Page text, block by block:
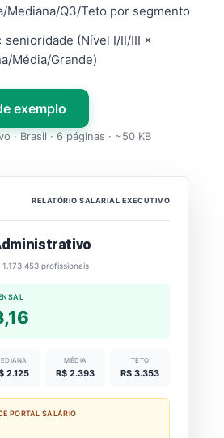
Mediana/Q3/Teto por segmento
(Nível I/II/III ×
Média/Grande)
exemplo
· Brasil · 6 páginas · ~50 KB
RELATÓRIO SALARIAL EXECUTIVO
1.173.453 profissionais
2.125
MÉDIA
R$ 2.393
TETO
R$ 3.353
PORTAL SALÁRIO